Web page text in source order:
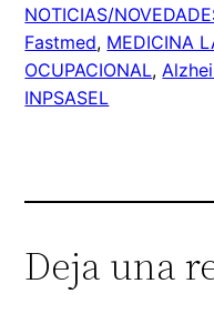
NOTICIAS/
Fastmed, MEDICINA
OCUPACIONAL,
INPSASEL
Deja una